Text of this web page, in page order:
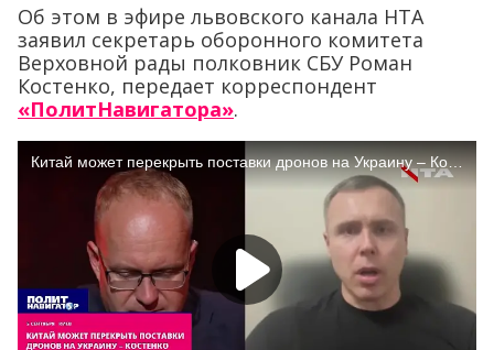
Об этом в эфире львовского канала НТА
заявил секретарь оборонного комитета
Верховной рады полковник СБУ Роман
Костенко, передает корреспондент
«ПолитНавигатора».